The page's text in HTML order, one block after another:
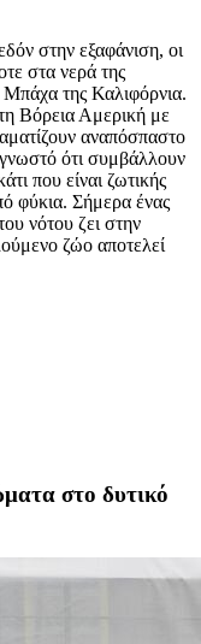
στην εξαφάνιση, οι
στα νερά της
της Καλιφόρνια.
Βόρεια Αμερική με
αναπόσπαστο
ότι συμβάλλουν
που είναι ζωτικής
φύκια. Σήμερα ένας
νότου ζει στην
ζώο αποτελεί
στο δυτικό